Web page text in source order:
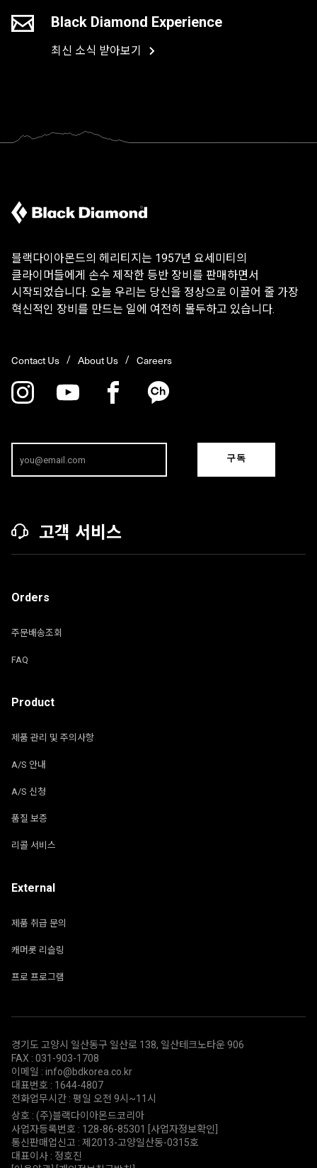
Black Diamond Experience
최신 소식 받아보기
블랙다이아몬드의 헤리티지는 1957년 요세미티의
클라이머들에게 손수 제작한 등반 장비를 판매하면서
시작되었습니다. 오늘 우리는 당신을 정상으로 이끌어 줄 가장
혁신적인 장비를 만드는 일에 여전히 몰두하고 있습니다.
Contact Us About Us Careers
구독
고객 서비스
Orders
주문배송조회
FAQ
Product
제품 관리 및 주의사항
A/S 안내
A/S 신청
품질 보증
리콜 서비스
External
제품 취급 문의
캐머롯 리슬링
프로 프로그램
경기도 고양시 일산동구 일산로 138, 일산테크노타운 906
FAX : 031-903-1708
이메일 : info@bdkorea.co.kr
대표번호 : 1644-4807
전화업무시간 : 평일 오전 9시~11시
상호 : (주)블랙다이아몬드코리아
사업자등록번호 : 128-86-85301
[사업자정보확인]
통신판매업신고 : 제2013-고양일산동-0315호
대표이사 : 정호진